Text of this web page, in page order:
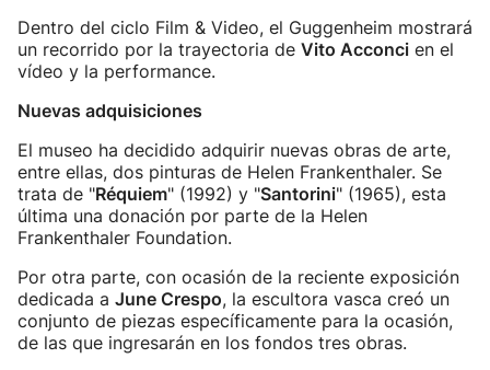
Dentro del ciclo Film & Video, el Guggenheim mostrará
un recorrido por la trayectoria de Vito Acconci en el
vídeo y la performance.
Nuevas adquisiciones
El museo ha decidido adquirir nuevas obras de arte,
entre ellas, dos pinturas de Helen Frankenthaler. Se
trata de "Réquiem" (1992) y "Santorini" (1965), esta
última una donación por parte de la Helen
Frankenthaler Foundation.
Por otra parte, con ocasión de la reciente exposición
dedicada a June Crespo, la escultora vasca creó un
conjunto de piezas específicamente para la ocasión,
de las que ingresarán en los fondos tres obras.